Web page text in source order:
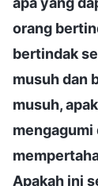
orang
bertindak
musuh dan
musuh,
mengagumi
Apakah ini